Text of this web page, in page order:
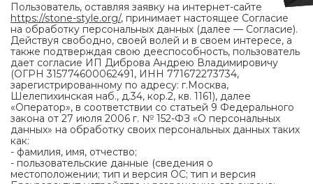
Пользователь, оставляя заявку на интернет-сайте
https://stone-style.org/, принимает настоящее Согласие
на обработку персональных данных (далее — Согласие).
Действуя свободно, своей волей и в своем интересе, а
также подтверждая свою дееспособность, пользователь
дает согласие ИП Диброва Андрею Владимировичу
(ОГРН 315774600062491, ИНН 771672273734,
зарегистрированному по адресу: г.Москва,
Шелепихинская наб., д.34, кор.2, кв. 1161), далее
«Оператор», в соответствии со статьей 9 Федерального
закона от 27 июля 2006 г. № 152-ФЗ «О персональных
данных» на обработку своих персональных данных таких
как:
- фамилия, имя, отчество;
- пользовательские данные (сведения о
местоположении; тип и версия ОС; тип и версия